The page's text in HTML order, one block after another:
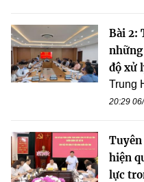
Bài 2:
độ xử
Trung
20:29
Tuyên
hiện
lực